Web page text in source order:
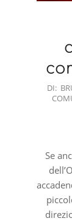
2026-
DI:
Se